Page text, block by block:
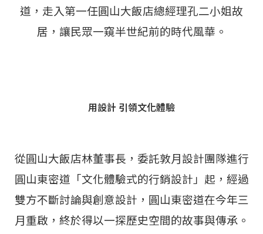
道，走入第一任圓山大飯店總經理孔二小姐故
居，讓民眾一窺半世紀前的時代風華。
用設計 引領文化體驗
從圓山大飯店林董事長，委託敦月設計團隊進行
圓山東密道「文化體驗式的行銷設計」起，經過
雙方不斷討論與創意設計，圓山東密道在今年三
月重啟，終於得以一探歷史空間的故事與傳承。